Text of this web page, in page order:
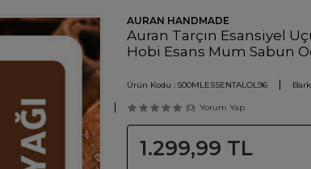
AURAN HANDMADE
Auran Tarçın Esansiyel
Hobi Esans Mum Sabun
Ürün Kodu : 500MLESSENTALOL96
(0) Yorum Yap
1.299,99 TL